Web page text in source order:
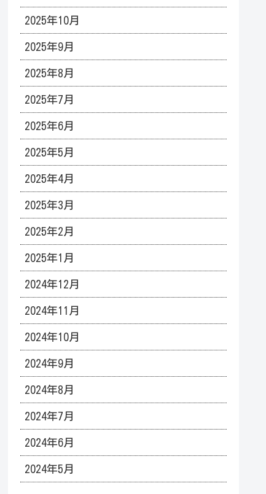
2025年10月
2025年9月
2025年8月
2025年7月
2025年6月
2025年5月
2025年4月
2025年3月
2025年2月
2025年1月
2024年12月
2024年11月
2024年10月
2024年9月
2024年8月
2024年7月
2024年6月
2024年5月